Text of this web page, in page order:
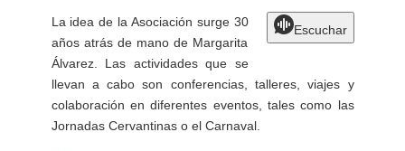
Escuchar
La idea de la Asociación surge 30
años atrás de mano de Margarita
Álvarez. Las actividades que se
llevan a cabo son conferencias, talleres, viajes y
colaboración en diferentes eventos, tales como las
Jornadas Cervantinas o el Carnaval.